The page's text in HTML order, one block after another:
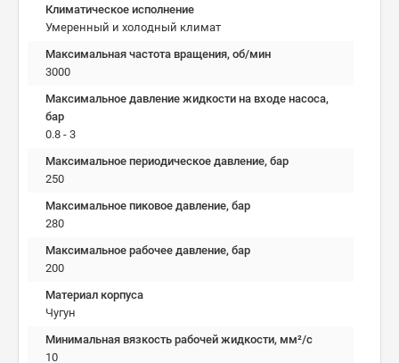
Климатическое исполнение
Умеренный и холодный климат
Максимальная частота вращения, об/мин
3000
Максимальное давление жидкости на входе насоса,
бар
0.8 - 3
Максимальное периодическое давление, бар
250
Максимальное пиковое давление, бар
280
Максимальное рабочее давление, бар
200
Материал корпуса
Чугун
Минимальная вязкость рабочей жидкости, мм²/c
10